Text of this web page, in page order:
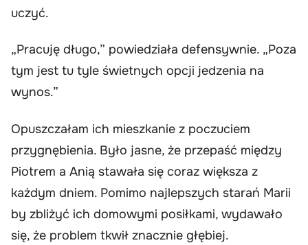
uczyć.
„Pracuję długo,” powiedziała defensywnie. „Poza
tym jest tu tyle świetnych opcji jedzenia na
wynos.”
Opuszczałam ich mieszkanie z poczuciem
przygnębienia. Było jasne, że przepaść między
Piotrem a Anią stawała się coraz większa z
każdym dniem. Pomimo najlepszych starań Marii
by zbliżyć ich domowymi posiłkami, wydawało
się, że problem tkwił znacznie głębiej.